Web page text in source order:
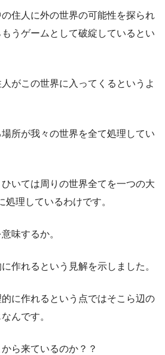
住人に外の世界の可能性を探られ
うゲームとして破綻しているとい
がこの世界に入ってくるというよ
所が我々の世界を全て処理してい
いては周りの世界全てを一つの大
処理しているわけです。
味するか。
作れるという見解を示しました。
に作れるという点ではそこら辺の
んです。
ら来ているのか？？